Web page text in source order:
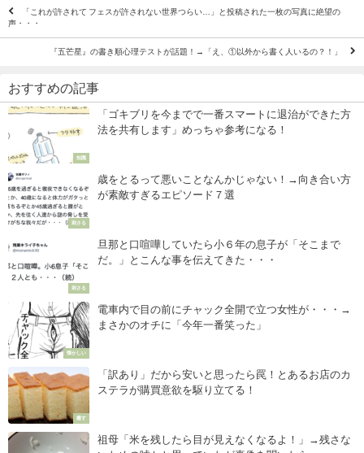
「これが許されて フェスが許されない世界つらい…」と投稿された一枚の写真に絶望の
声・・・
『五芒星』の書き順心理テストが話題！→「え、①以外から書く人いるの？！」
おすすめの記事
知識
「ゴキブリを今までで一番スマートに退治ができた方
法を共有します」めっちゃ参考になる！
刺さる
歳をとるって悪いことなんかじゃない！→向き合い方
が素敵すぎるエピソード７選
刺さる
旦那と口喧嘩していたら小６年の息子が「そこまで
だ。」とこんな事を伝えてきた・・・
懐かしい
電車内で目の前にチャック全開で立つ女性が・・・→
まさかのオチに「今年一番笑った」
癒す
「訳あり」だから安いと思ったら罠！とあるお店のカ
ステラが購買意欲を駆り立てる！
祖母「米を残したら目が見えなくなるよ！」→残さな